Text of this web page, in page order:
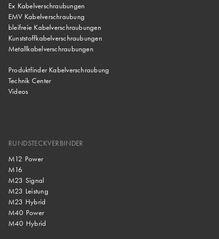
Ex Kabelverschraubungen
EMV Kabelverschraubung
bleifreie Kabelverschraubungen
Kunststoffkabelverschraubungen
Metallkabelverschraubungen
Produktfinder Kabelverschraubung
Technik Center
Videos
RUNDSTECKVERBINDER
M12 Power
M16
M23 Signal
M23 Leistung
M23 Hybrid
M40 Power
M40 Hybrid